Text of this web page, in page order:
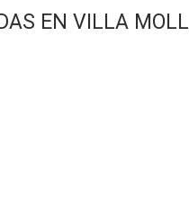
EN VILLA MOLL